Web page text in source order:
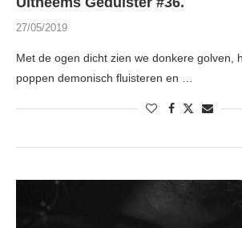
27/05/2019
Met de ogen dicht zien we donkere golven,
poppen demonisch fluisteren en …